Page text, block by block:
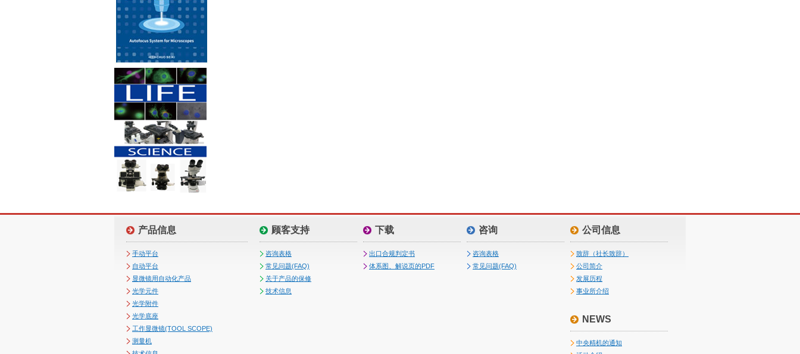
产品信息
手动平台
自动平台
显微镜用自动化产品
光学元件
光学附件
光学底座
工作显微镜(TOOL SCOPE)
测量机
顾客支持
咨询表格
常见问题(FAQ)
关于产品的保修
技术信息
下载
出口合规判定书
体系图、解说页的PDF
咨询
咨询表格
常见问题(FAQ)
公司信息
致辞（社长致辞）
公司简介
发展历程
事业所介绍
NEWS
中央精机的通知